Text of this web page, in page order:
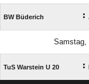
BW Büderich :
Samstag,
TuS Warstein U 20 :